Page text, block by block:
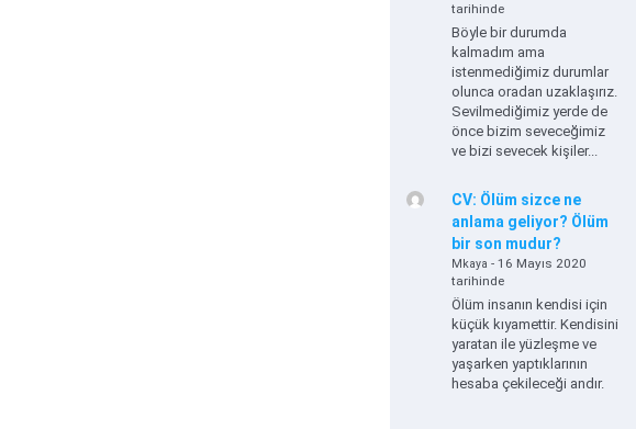
tarihinde
Böyle bir durumda
kalmadım ama
istenmediğimiz durumlar
olunca oradan uzaklaşırız.
Sevilmediğimiz yerde de
önce bizim seveceğimiz
ve bizi sevecek kişiler...
CV: Ölüm sizce ne
anlama geliyor? Ölüm
bir son mudur?
Mkaya - 16 Mayıs 2020
tarihinde
Ölüm insanın kendisi için
küçük kıyamettir. Kendisini
yaratan ile yüzleşme ve
yaşarken yaptıklarının
hesaba çekileceği andır.